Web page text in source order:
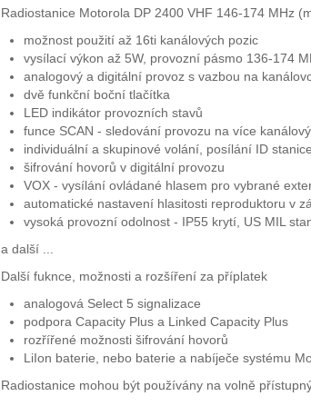
Radiostanice Motorola DP 2400 VHF 146-174 MHz
možnost použití až 16ti kanálových pozic
vysílací výkon až 5W, provozní pásmo 136-174
analogový a digitální provoz s vazbou na
dvě funkční boční tlačítka
LED indikátor provozních stavů
funce SCAN - sledování provozu na více
individuální a skupinové volání, posílání ID
šifrování hovorů v digitální provozu
VOX - vysílání ovládané hlasem pro vybrané
automatické nastavení hlasitosti reproduktoru v
vysoká provozní odolnost - IP55 krytí, US MIL
a další ...
Další fuknce, možnosti a rozšíření za příplatek
analogová Select 5 signalizace
podpora Capacity Plus a Linked Capacity Plus
rozřířené možnosti šifrování hovorů
LiIon baterie, nebo baterie a nabíječe systému
Radiostanice mohou být používány na volně